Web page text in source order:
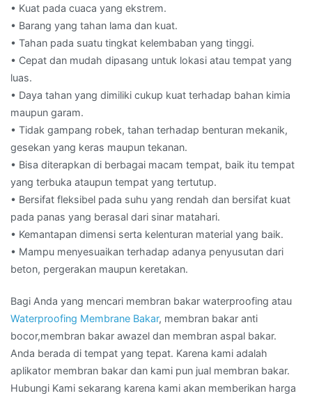
• Kuat pada cuaca yang ekstrem.
• Barang yang tahan lama dan kuat.
• Tahan pada suatu tingkat kelembaban yang tinggi.
• Cepat dan mudah dipasang untuk lokasi atau tempat yang
luas.
• Daya tahan yang dimiliki cukup kuat terhadap bahan kimia
maupun garam.
• Tidak gampang robek, tahan terhadap benturan mekanik,
gesekan yang keras maupun tekanan.
• Bisa diterapkan di berbagai macam tempat, baik itu tempat
yang terbuka ataupun tempat yang tertutup.
• Bersifat fleksibel pada suhu yang rendah dan bersifat kuat
pada panas yang berasal dari sinar matahari.
• Kemantapan dimensi serta kelenturan material yang baik.
• Mampu menyesuaikan terhadap adanya penyusutan dari
beton, pergerakan maupun keretakan.
Bagi Anda yang mencari membran bakar waterproofing atau
Waterproofing Membrane Bakar, membran bakar anti
bocor,membran bakar awazel dan membran aspal bakar.
Anda berada di tempat yang tepat. Karena kami adalah
aplikator membran bakar dan kami pun jual membran bakar.
Hubungi Kami sekarang karena kami akan memberikan harga